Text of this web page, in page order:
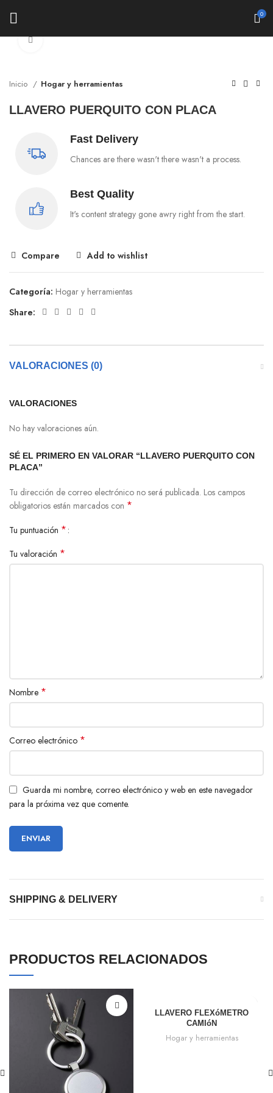
0
Click to enlarge
Inicio Hogar y herramientas
LLAVERO PUERQUITO CON PLACA
Fast Delivery
Chances are there wasn't there wasn't a process.
Best Quality
It's content strategy gone awry right from the start.
Compare Add to wishlist
Categoría: Hogar y herramientas
Share:
VALORACIONES (0)
VALORACIONES
No hay valoraciones aún.
SÉ EL PRIMERO EN VALORAR “LLAVERO PUERQUITO CON
PLACA”
Tu dirección de correo electrónico no será publicada. Los campos
obligatorios están marcados con *
Tu puntuación *
Tu valoración *
Nombre *
Correo electrónico *
Guarda mi nombre, correo electrónico y web en este navegador
para la próxima vez que comente.
SHIPPING & DELIVERY
PRODUCTOS RELACIONADOS
LLAVERO FLEXóMETRO
CAMIóN
Hogar y herramientas